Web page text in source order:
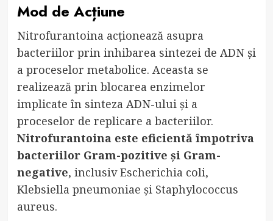
Mod de Acțiune
Nitrofurantoina acționează asupra
bacteriilor prin inhibarea sintezei de ADN și
a proceselor metabolice. Aceasta se
realizează prin blocarea enzimelor
implicate în sinteza ADN-ului și a
proceselor de replicare a bacteriilor.
Nitrofurantoina este eficientă împotriva
bacteriilor Gram-pozitive și Gram-
negative, inclusiv Escherichia coli,
Klebsiella pneumoniae și Staphylococcus
aureus.